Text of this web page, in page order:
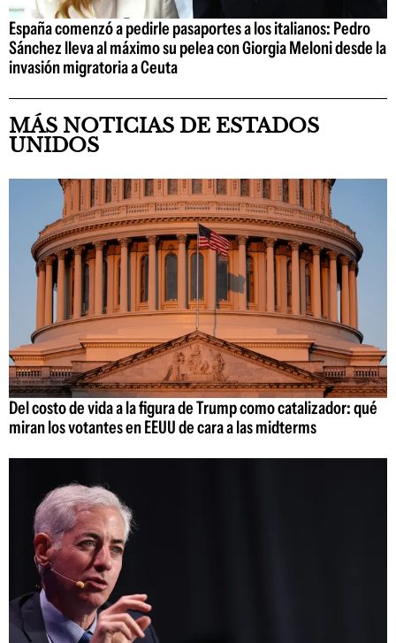
España comenzó a pedirle pasaportes a los italianos: Pedro
Sánchez lleva al máximo su pelea con Giorgia Meloni desde la
invasión migratoria a Ceuta
MÁS NOTICIAS DE ESTADOS
UNIDOS
Del costo de vida a la figura de Trump como catalizador: qué
miran los votantes en EEUU de cara a las midterms